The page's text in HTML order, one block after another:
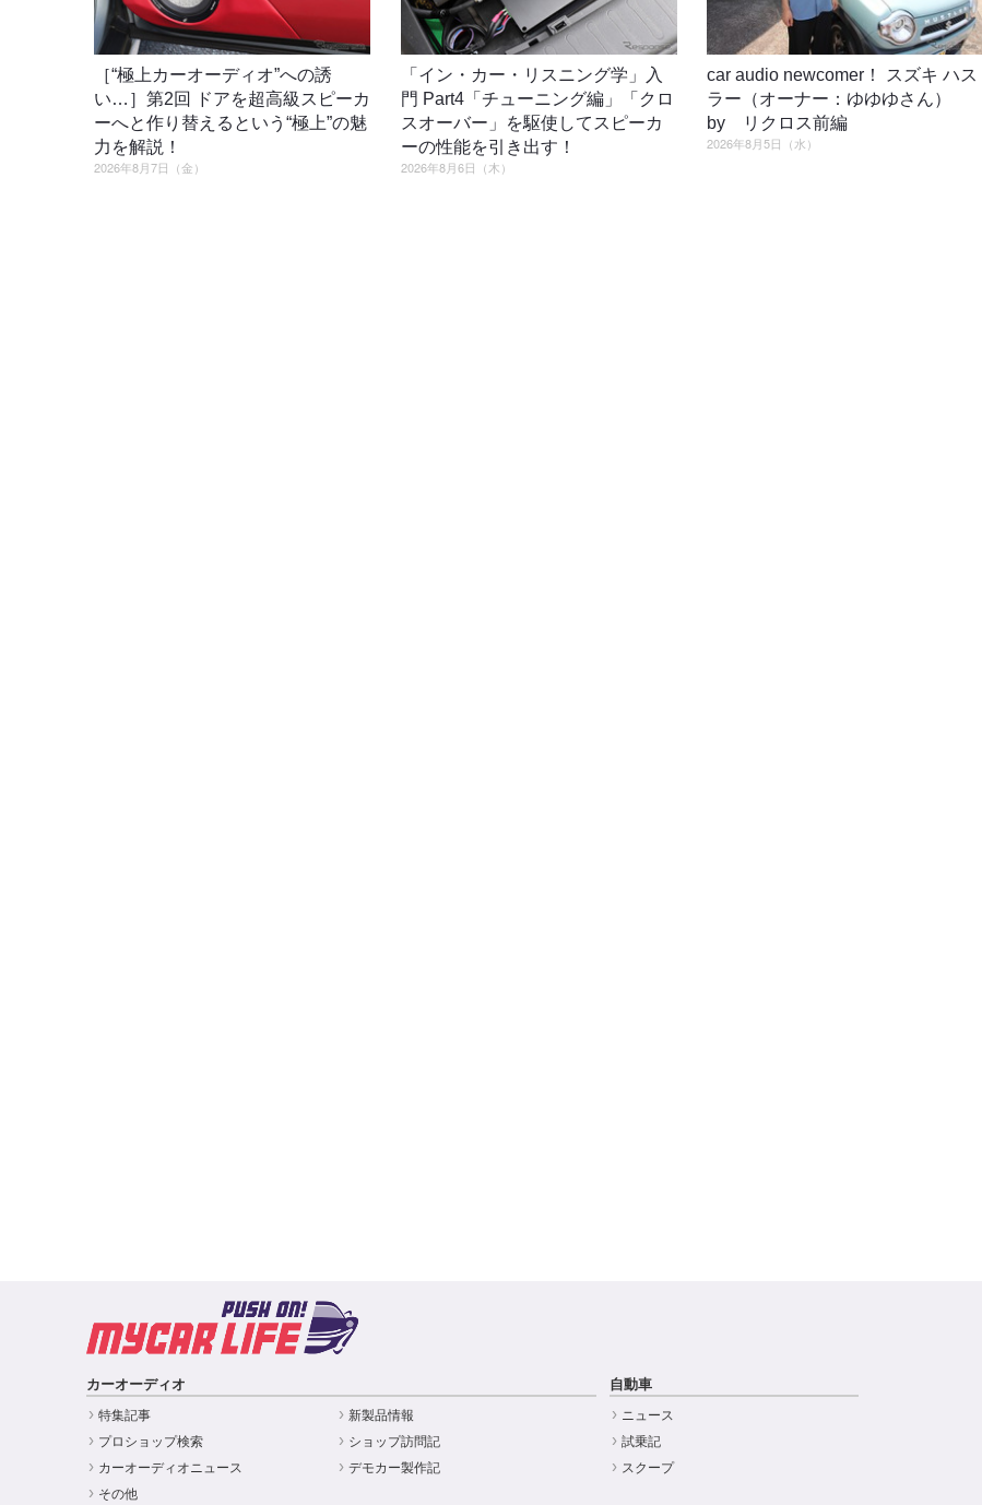
［“極上カーオーディオ”への誘
い…］第2回 ドアを超高級スピーカ
ーへと作り替えるという“極上”の魅
力を解説！
2026年8月7日（金）
「イン・カー・リスニング学」入
門 Part4「チューニング編」「クロ
スオーバー」を駆使してスピーカ
ーの性能を引き出す！
2026年8月6日（木）
car audio newcomer！ スズキ ハス
ラー（オーナー：ゆゆゆさん）
by リクロス前編
2026年8月5日（水）
カーオーディオ
特集記事
新製品情報
プロショップ検索
ショップ訪問記
カーオーディオニュース
デモカー製作記
その他
自動車
ニュース
試乗記
スクープ